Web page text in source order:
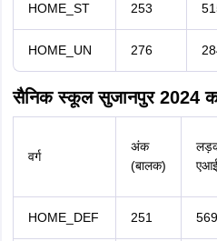
HOME_ST 253
HOME_UN 276
सैनिक स्कूल सुजानपुर 2024
वर्ग
अंक
(बालक)
HOME_DEF 251